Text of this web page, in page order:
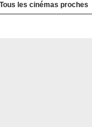
Tous les cinémas proches